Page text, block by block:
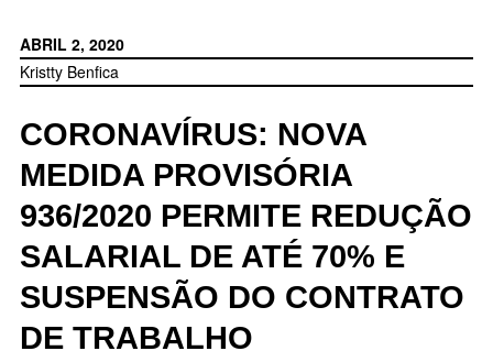
ABRIL 2, 2020
Kristty Benfica
CORONAVÍRUS: NOVA
MEDIDA PROVISÓRIA
936/2020 PERMITE REDUÇÃO
SALARIAL DE ATÉ 70% E
SUSPENSÃO DO CONTRATO
DE TRABALHO